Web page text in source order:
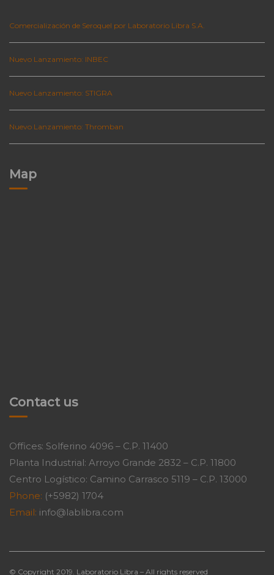
Comercialización de Seroquel por Laboratorio Libra S.A.
Nuevo Lanzamiento: INBEC
Nuevo Lanzamiento: STIGRA
Nuevo Lanzamiento: Thromban
Map
Contact us
Offices: Solferino 4096 – C.P. 11400
Planta Industrial: Arroyo Grande 2832 – C.P. 11800
Centro Logístico: Camino Carrasco 5119 – C.P. 13000
Phone: (+5982) 1704
Email: info@lablibra.com
© Copyright 2019. Laboratorio Libra – All rights reserved